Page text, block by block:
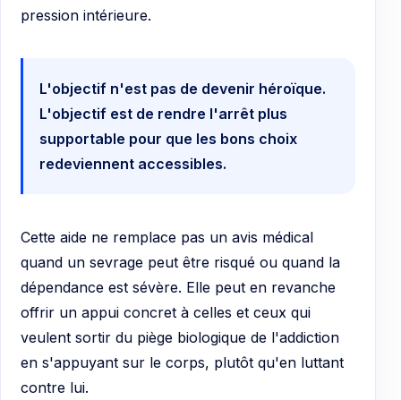
pression intérieure.
L'objectif n'est pas de devenir héroïque.
L'objectif est de rendre l'arrêt plus
supportable pour que les bons choix
redeviennent accessibles.
Cette aide ne remplace pas un avis médical
quand un sevrage peut être risqué ou quand la
dépendance est sévère. Elle peut en revanche
offrir un appui concret à celles et ceux qui
veulent sortir du piège biologique de l'addiction
en s'appuyant sur le corps, plutôt qu'en luttant
contre lui.